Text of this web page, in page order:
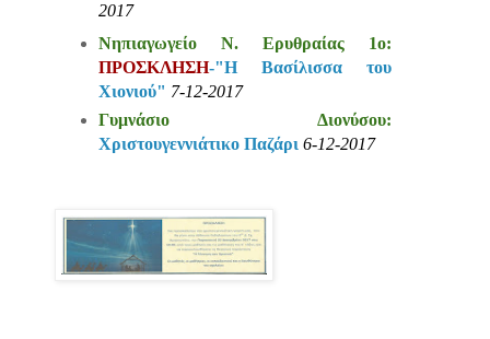
2017
Νηπιαγωγείο Ν. Ερυθραίας 1ο:
ΠΡΟΣΚΛΗΣΗ-"Η Βασίλισσα του
Χιονιού" 7-12-2017
Γυμνάσιο Διονύσου:
Χριστουγεννιάτικο Παζάρι 6-12-2017